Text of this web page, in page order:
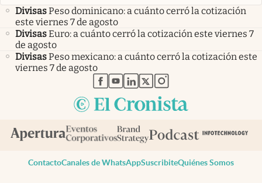
DivisasPeso dominicano: a cuánto cerró la cotización
este viernes 7 de agosto
DivisasEuro: a cuánto cerró la cotización este viernes 7
de agosto
DivisasPeso mexicano: a cuánto cerró la cotización este
viernes 7 de agosto
abre en nueva pestaña
abre en nueva pestaña
abre en nueva pestaña
abre en nueva pestaña
abre en nueva pestaña
ContactoCanales de WhatsAppSuscribiteQuiénes Somos